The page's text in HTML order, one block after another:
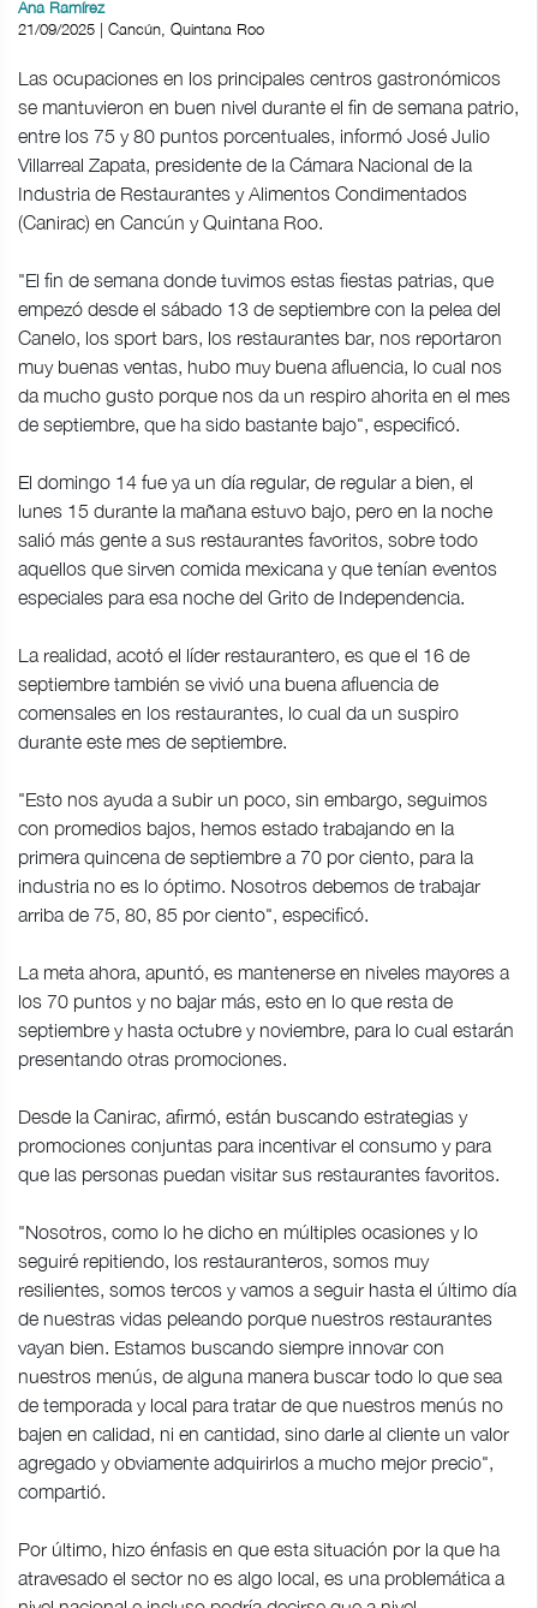
Ana Ramírez
21/09/2025 | Cancún, Quintana Roo
Las ocupaciones en los principales centros gastronómicos
se mantuvieron en buen nivel durante el fin de semana patrio,
entre los 75 y 80 puntos porcentuales, informó José Julio
Villarreal Zapata, presidente de la Cámara Nacional de la
Industria de Restaurantes y Alimentos Condimentados
(Canirac) en Cancún y Quintana Roo.
"El fin de semana donde tuvimos estas fiestas patrias, que
empezó desde el sábado 13 de septiembre con la pelea del
Canelo, los sport bars, los restaurantes bar, nos reportaron
muy buenas ventas, hubo muy buena afluencia, lo cual nos
da mucho gusto porque nos da un respiro ahorita en el mes
de septiembre, que ha sido bastante bajo", especificó.
El domingo 14 fue ya un día regular, de regular a bien, el
lunes 15 durante la mañana estuvo bajo, pero en la noche
salió más gente a sus restaurantes favoritos, sobre todo
aquellos que sirven comida mexicana y que tenían eventos
especiales para esa noche del Grito de Independencia.
La realidad, acotó el líder restaurantero, es que el 16 de
septiembre también se vivió una buena afluencia de
comensales en los restaurantes, lo cual da un suspiro
durante este mes de septiembre.
"Esto nos ayuda a subir un poco, sin embargo, seguimos
con promedios bajos, hemos estado trabajando en la
primera quincena de septiembre a 70 por ciento, para la
industria no es lo óptimo. Nosotros debemos de trabajar
arriba de 75, 80, 85 por ciento", especificó.
La meta ahora, apuntó, es mantenerse en niveles mayores a
los 70 puntos y no bajar más, esto en lo que resta de
septiembre y hasta octubre y noviembre, para lo cual estarán
presentando otras promociones.
Desde la Canirac, afirmó, están buscando estrategias y
promociones conjuntas para incentivar el consumo y para
que las personas puedan visitar sus restaurantes favoritos.
"Nosotros, como lo he dicho en múltiples ocasiones y lo
seguiré repitiendo, los restauranteros, somos muy
resilientes, somos tercos y vamos a seguir hasta el último día
de nuestras vidas peleando porque nuestros restaurantes
vayan bien. Estamos buscando siempre innovar con
nuestros menús, de alguna manera buscar todo lo que sea
de temporada y local para tratar de que nuestros menús no
bajen en calidad, ni en cantidad, sino darle al cliente un valor
agregado y obviamente adquirirlos a mucho mejor precio",
compartió.
Por último, hizo énfasis en que esta situación por la que ha
atravesado el sector no es algo local, es una problemática a